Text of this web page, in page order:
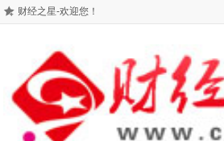
财经之星-欢迎您！